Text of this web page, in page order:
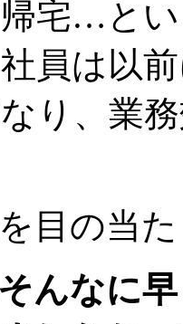
宅…と
員は以
り、業
の当た
んなに